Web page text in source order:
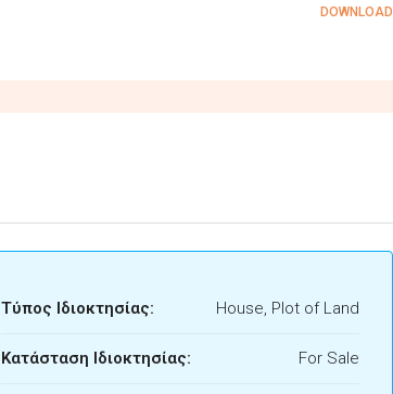
DOWNLOAD
Τύπος Ιδιοκτησίας: House, Plot of Land
Κατάσταση Ιδιοκτησίας: For Sale